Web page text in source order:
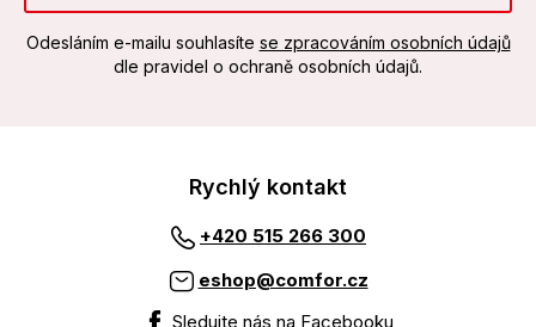
Odesláním e-mailu souhlasíte se zpracováním osobních údajů
dle pravidel o ochraně osobních údajů.
Rychlý kontakt
+420 515 266 300
eshop@comfor.cz
Sledujte nás na Facebooku